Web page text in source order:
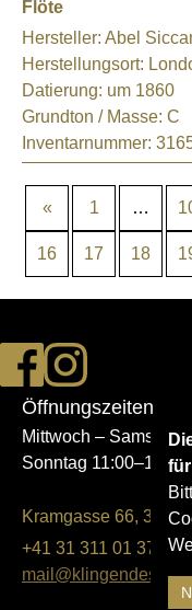
Flöte
Hersteller: Abel
Herstellungsort:
Datierung: um 1860
Grundton / Masse: C
Inventarnummer:
« 1 …
16 17 18
Öffnungszeiten
Mittwoch – Samstag
Sonntag 11:00–17:00
Kramgasse 66, 3011
+41 31 311 01 37
mail@klingendes-